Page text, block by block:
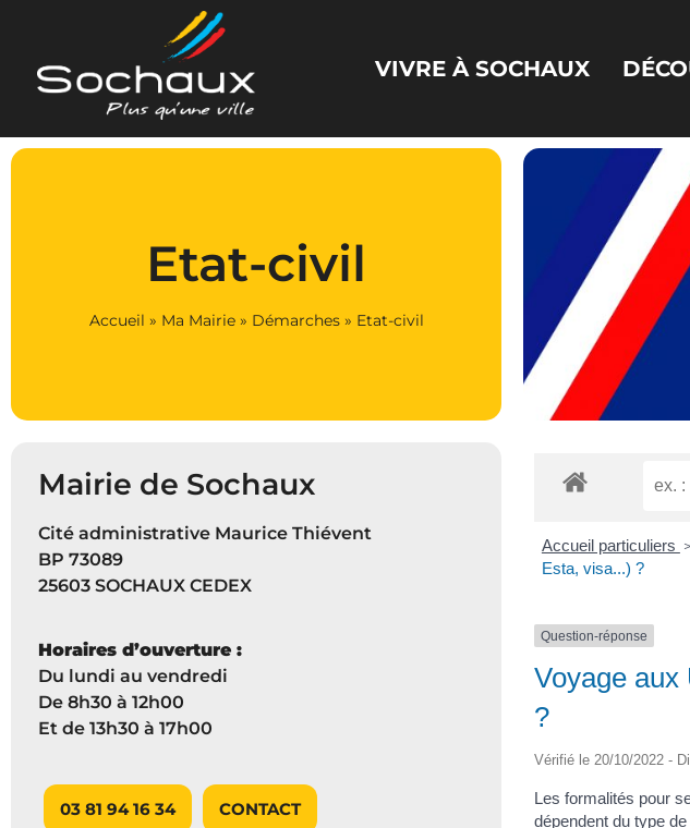
VIVRE À SOCHAUX
Etat-civil
Accueil » Ma Mairie» Démarches» Etat-civil
Mairie de Sochaux
Cité administrative Maurice Thiévent
BP 73089
25603 SOCHAUX CEDEX
Horaires d’ouverture :
Du lundi au vendredi
De 8h30 à 12h00
Et de 13h30 à 17h00
03 81 94 16 34 CONTACT
Accueil particuliers >
Esta, visa...) ?
Question-réponse
Voyage
?
Vérifié le 20/10/2022 -
Les formalités pour
dépendent du type
Panneau de gestion des cookies